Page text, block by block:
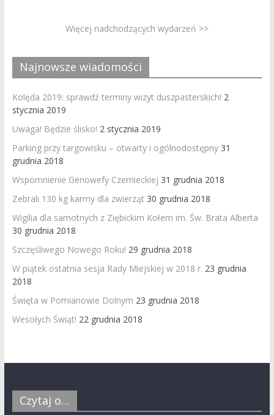
Więcej nadchodzących wydarzeń >>
Najnowsze wiadomości
Kolęda 2019: sprawdź terminy wizyt duszpasterskich! 2
stycznia 2019
Uwaga! Będzie ślisko! 2 stycznia 2019
Parking przy targowisku – otwarty i ogólnodostępny 31
grudnia 2018
Wspomnienie Genowefy Czernieckiej 31 grudnia 2018
Zebrali 130 kg karmy dla zwierząt 30 grudnia 2018
Wigilia dla samotnych z Ziębickim Kołem im. Św. Brata Alberta
30 grudnia 2018
Szczęśliwego Nowego Roku! 29 grudnia 2018
W piątek ostatnia sesja Rady Miejskiej w 2018 r. 23 grudnia
2018
Święta w Pomianowie Dolnym 23 grudnia 2018
Wesołych Świąt! 22 grudnia 2018
Czytaj o…